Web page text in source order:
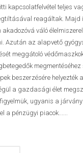
kapcsolatfelvétel teljes
reagáltak. Majd
akadozóvá váló
Azután az alapvető
meggátoló
megmentéséhez
beszerzésére helyezték a
a gazdasági élet
ugyanis a
a pénzügyi piacok......